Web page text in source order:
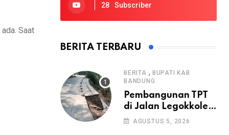
Saat
28 Subscriber
BERITA TERBARU
BERITA , BUPATI KAB
BANDUNG
Pembangunan TPT
di Jalan Legokkole
Rawabogo Disorot
AGUSTUS 5, 2026